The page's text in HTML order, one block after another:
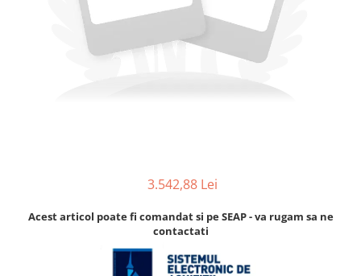
Aparate de respirat autonome
Accesorii pentru camere de
Accesorii de trecere a apei si
Diverse dispozitive de masurare
Filtre si sorburi
Sisteme de avertizare
3.542,88 Lei
Acest articol poate fi comandat si pe SEAP - va rugam sa ne
contactati